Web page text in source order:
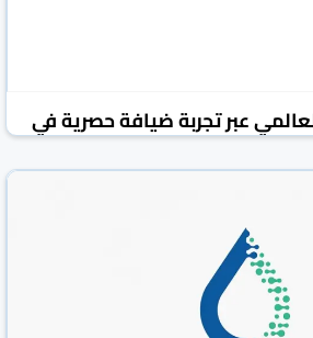
عبر تجربة ضيافة حصرية في